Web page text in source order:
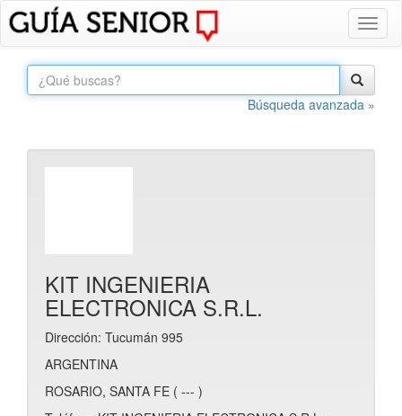
Búsqueda avanzada »
KIT INGENIERIA
ELECTRONICA S.R.L.
Dirección: Tucumán 995
ARGENTINA
ROSARIO, SANTA FE ( --- )